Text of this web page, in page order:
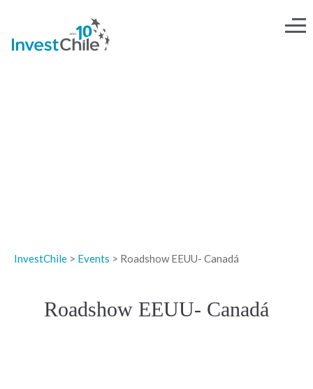
InvestChile > Events > Roadshow EEUU- Canadá
Roadshow EEUU- Canadá